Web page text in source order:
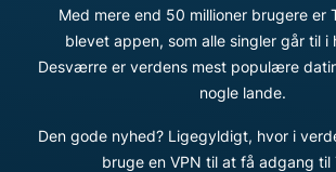
Med mere end 50 millioner brugere er
blevet appen, som alle singler går til i
Desværre er verdens mest populære
nogle lande.
Den gode nyhed? Ligegyldigt, hvor i
bruge en VPN til at få adgang til